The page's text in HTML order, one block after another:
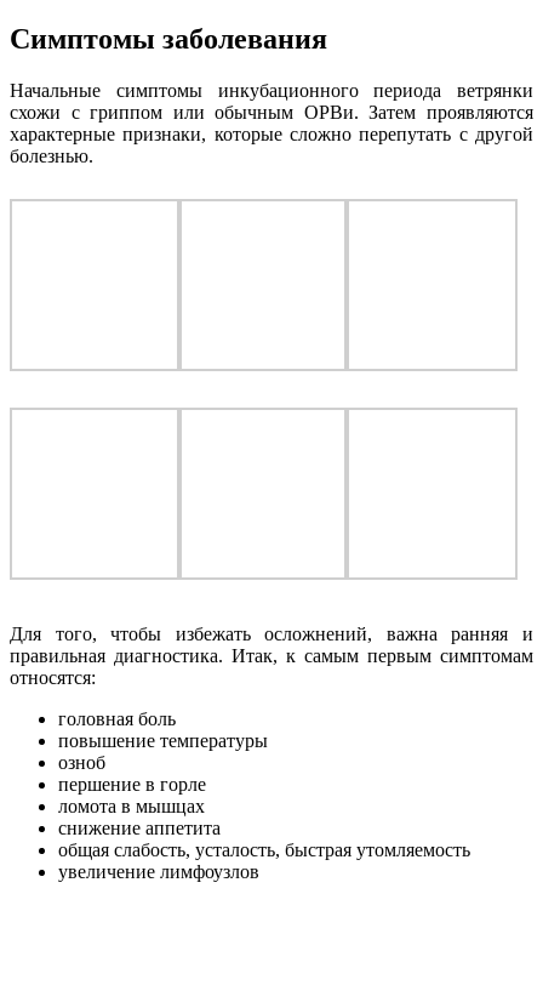
Симптомы заболевания
Начальные симптомы инкубационного периода ветрянки
схожи с гриппом или обычным ОРВи. Затем проявляются
характерные признаки, которые сложно перепутать с другой
болезнью.
Для того, чтобы избежать осложнений, важна ранняя и
правильная диагностика. Итак, к самым первым симптомам
относятся:
головная боль
повышение температуры
озноб
першение в горле
ломота в мышцах
снижение аппетита
общая слабость, усталость, быстрая утомляемость
увеличение лимфоузлов